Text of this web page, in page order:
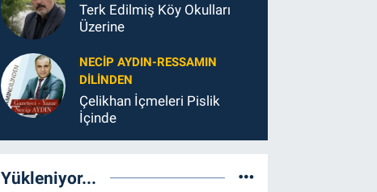
Terk Edilmiş Köy Okulları
Üzerine
NECIP AYDIN-RESSAMIN
DILINDEN
Çelikhan İçmeleri Pislik
İçinde
Yükleniyor...